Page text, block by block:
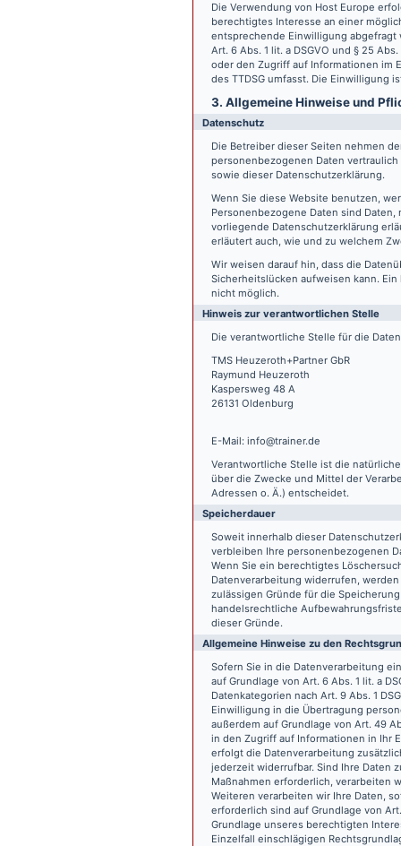
Die Verwendung von Host Europe
berechtigtes Interesse an einer
entsprechende Einwilligung abgefragt
Art. 6 Abs. 1 lit. a DSGVO und § 25
oder den Zugriff auf Informationen im
des TTDSG umfasst. Die Einwilligung
3. Allgemeine Hinweise und
Datenschutz
Die Betreiber dieser Seiten nehmen
personenbezogenen Daten
sowie dieser Datenschutzerklärung.
Wenn Sie diese Website benutzen,
Personenbezogene Daten sind
vorliegende Datenschutzerklärung
erläutert auch, wie und zu welchem
Wir weisen darauf hin, dass die
Sicherheitslücken aufweisen kann.
nicht möglich.
Hinweis zur verantwortlichen Stelle
Die verantwortliche Stelle für die
TMS Heuzeroth+Partner GbR
Raymund Heuzeroth
Kaspersweg 48 A
26131 Oldenburg
E-Mail: info@trainer.de
Verantwortliche Stelle ist die
über die Zwecke und Mittel der
Adressen o. Ä.) entscheidet.
Speicherdauer
Soweit innerhalb dieser
verbleiben Ihre personenbezogenen
Wenn Sie ein berechtigtes
Datenverarbeitung widerrufen,
zulässigen Gründe für die
handelsrechtliche
dieser Gründe.
Allgemeine Hinweise zu den
Sofern Sie in die Datenverarbeitung
auf Grundlage von Art. 6 Abs. 1 lit. a
Datenkategorien nach Art. 9 Abs. 1
Einwilligung in die Übertragung
außerdem auf Grundlage von Art. 49
in den Zugriff auf Informationen in Ihr
erfolgt die Datenverarbeitung
jederzeit widerrufbar. Sind Ihre Daten
Maßnahmen erforderlich, verarbeiten
Weiteren verarbeiten wir Ihre Daten,
erforderlich sind auf Grundlage von
Grundlage unseres berechtigten
Einzelfall einschlägigen